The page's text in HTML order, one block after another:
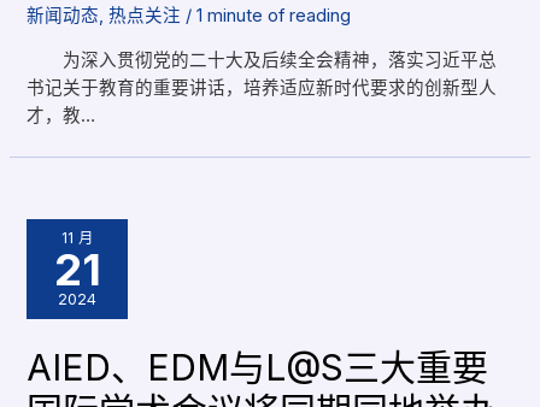
新闻动态,热点关注 /1 minute of reading
为深入贯彻党的二十大及后续全会精神，落实习近平总
书记关于教育的重要讲话，培养适应新时代要求的创新型人
才，教…
11 月
21
2024
AIED、EDM与L@S三大重要